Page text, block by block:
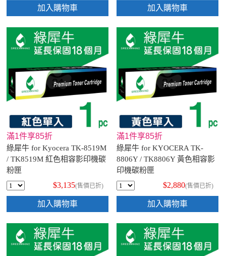
加入購物車 加入購物車
滿1件享85折
綠犀牛 for Kyocera TK-8519M
/ TK8519M 紅色相容影印機碳
粉匣
$3,135(售價已折)
加入購物車
滿1件享85折
綠犀牛 for KYOCERA TK-
8806Y / TK8806Y 黃色相容影
印機碳粉匣
$2,880(售價已折)
加入購物車